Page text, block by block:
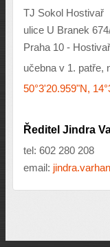
TJ Sokol Hostivař
ulice U Branek
Praha 10 - Hostivař
učebna v 1. patře,
50°3'20.959"N,
Ředitel Jindra
tel: 602 280 208
email: